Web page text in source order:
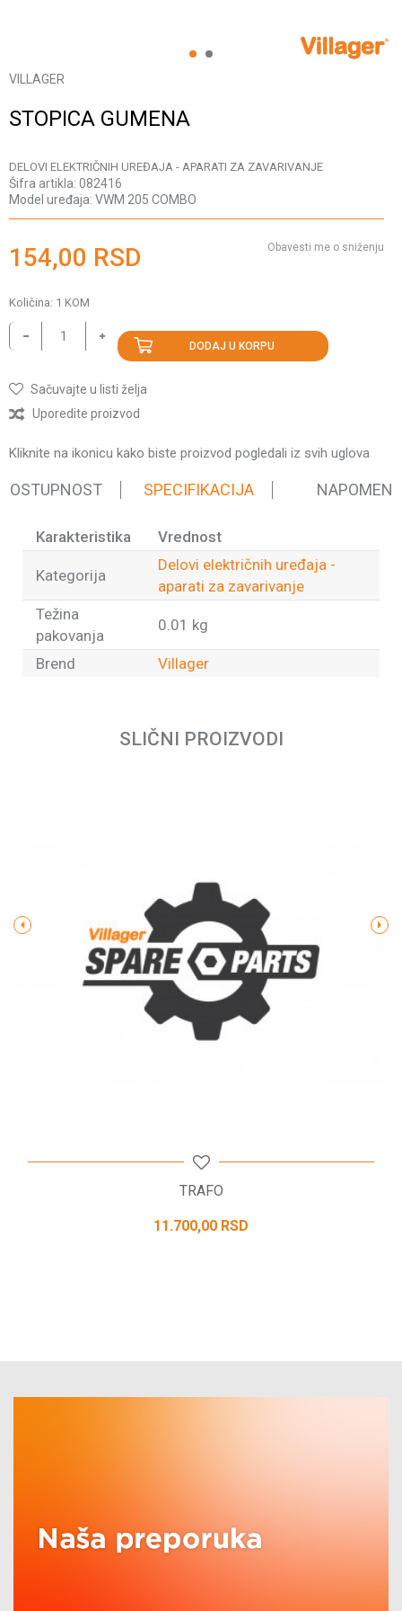
1 2
VILLAGER
STOPICA GUMENA
DELOVI ELEKTRIČNIH UREĐAJA - APARATI ZA ZAVARIVANJE
Šifra artikla: 082416
Model uređaja: VWM 205 COMBO
154,00 RSD Obavesti me o sniženju
Količina: 1 KOM
DODAJ U KORPU
Sačuvajte u listi želja
Uporedite proizvod
Kliknite na ikonicu kako biste proizvod pogledali iz svih uglova
SPECIFIKACIJA NAPOMENA
Karakteristika Vrednost
Kategorija
Delovi električnih uređaja -
aparati za zavarivanje
Težina
pakovanja
0.01 kg
Brend Villager
POŠALJI
SLIČNI PROIZVODI
TRAFO
11.700,00 RSD